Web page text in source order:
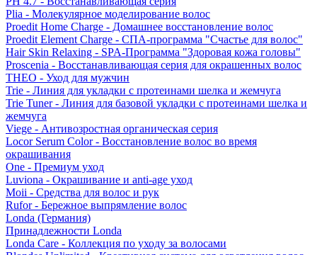
Plia - Молекулярное моделирование волос
Proedit Home Charge - Домашнее восстановление волос
Proedit Element Charge - СПА-программа "Счастье для волос"
Hair Skin Relaxing - SPA-Программа "Здоровая кожа головы"
Proscenia - Восстанавливающая серия для окрашенных волос
THEO - Уход для мужчин
Trie - Линия для укладки с протеинами шелка и жемчуга
Trie Tuner - Линия для базовой укладки с протеинами шелка и
жемчуга
Viege - Антивозростная органическая серия
Locor Serum Color - Восстановление волос во время
окрашивания
One - Премиум уход
Luviona - Окрашивание и anti-age уход
Moii - Средства для волос и рук
Rufor - Бережное выпрямление волос
Londa (Германия)
Принадлежности Londa
Londa Care - Коллекция по уходу за волосами